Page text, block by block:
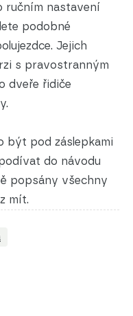
ručním nastavení
podobné
Jejich
s pravostranným
dveře řidiče
být pod záslepkami
do návodu
popsány všechny
mít.